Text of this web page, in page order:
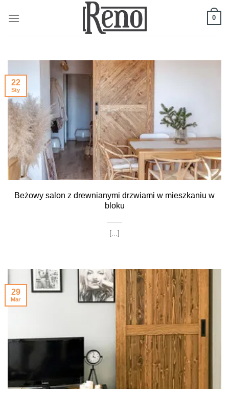
0
Beżowy salon z drewnianymi drzwiami w mieszkaniu w
bloku
[...]
22
Sty
29
Mar